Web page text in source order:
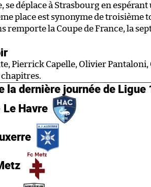
se déplace à Strasbourg en
place est synonyme de troisième
remporte la Coupe de France, la
Pierrick Capelle, Olivier
la dernière journée de Ligue
Havre